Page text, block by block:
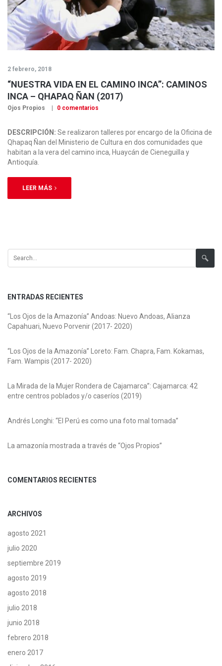
2 febrero, 2018
“NUESTRA VIDA EN EL CAMINO INCA”: CAMINOS
INCA – QHAPAQ ÑAN (2017)
Ojos Propios 0 comentarios
DESCRIPCIÓN: Se realizaron talleres por encargo de la Oficina de
Qhapaq Ñan del Ministerio de Cultura en dos comunidades que
habitan a la vera del camino inca, Huaycán de Cieneguilla y
Antioquía.
LEER MÁS
Search for:
ENTRADAS RECIENTES
“Los Ojos de la Amazonía” Andoas: Nuevo Andoas, Alianza
Capahuari, Nuevo Porvenir (2017- 2020)
“Los Ojos de la Amazonía” Loreto: Fam. Chapra, Fam. Kokamas,
Fam. Wampis (2017- 2020)
La Mirada de la Mujer Rondera de Cajamarca”: Cajamarca: 42
entre centros poblados y/o caseríos (2019)
Andrés Longhi: “El Perú es como una foto mal tomada”
La amazonía mostrada a través de “Ojos Propios”
COMENTARIOS RECIENTES
ARCHIVOS
agosto 2021
julio 2020
septiembre 2019
agosto 2019
agosto 2018
julio 2018
junio 2018
febrero 2018
enero 2017